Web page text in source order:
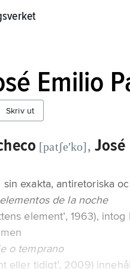
Emilio
Skriv ut
[patʃeʹko], José
sin exakta, antiretoriska
de la noche
element’, 1963),
o temprano
eller tidigt’, 2009)